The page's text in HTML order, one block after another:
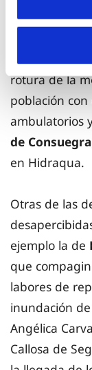
grupo Suez
que pudimos
los primeros
rotura de la
población con
ambulatorios
de Consuegra
en Hidraqua.
Otras de las
ejemplo la de
que
labores de
inundación
Angélica
Callosa de